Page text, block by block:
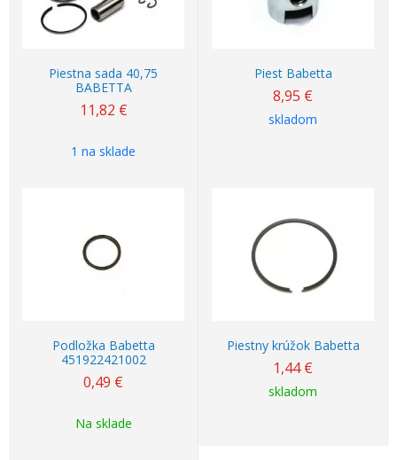
Piestna sada 40,75
BABETTA
11,82 €
1 na sklade
Piest Babetta
8,95 €
skladom
Podložka Babetta
451922421002
0,49 €
Na sklade
Piestny krúžok Babetta
1,44 €
skladom